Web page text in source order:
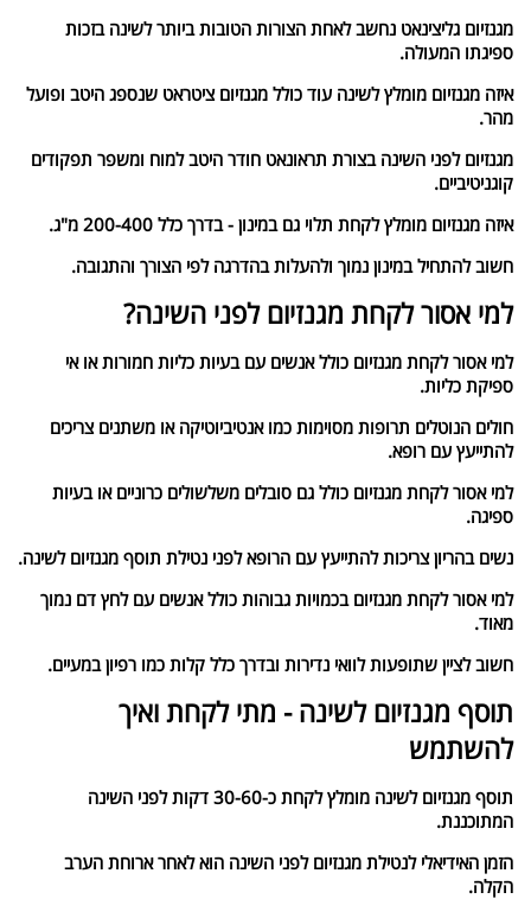
מגנזיום גליצינאט נחשב לאחת הצורות הטובות ביותר לשינה בזכות
ספיגתו המעולה.
איזה מגנזיום מומלץ לשינה עוד כולל מגנזיום ציטראט שנספג היטב ופועל
מהר.
מגנזיום לפני השינה בצורת תראונאט חודר היטב למוח ומשפר תפקודים
קוגניטיביים.
איזה מגנזיום מומלץ לקחת תלוי גם במינון - בדרך כלל 200-400 מ"ג.
חשוב להתחיל במינון נמוך ולהעלות בהדרגה לפי הצורך והתגובה.
למי אסור לקחת מגנזיום לפני השינה?
למי אסור לקחת מגנזיום כולל אנשים עם בעיות כליות חמורות או אי
ספיקת כליות.
חולים הנוטלים תרופות מסוימות כמו אנטיביוטיקה או משתנים צריכים
להתייעץ עם רופא.
למי אסור לקחת מגנזיום כולל גם סובלים משלשולים כרוניים או בעיות
ספיגה.
נשים בהריון צריכות להתייעץ עם הרופא לפני נטילת תוסף מגנזיום לשינה.
למי אסור לקחת מגנזיום בכמויות גבוהות כולל אנשים עם לחץ דם נמוך
מאוד.
חשוב לציין שתופעות לוואי נדירות ובדרך כלל קלות כמו רפיון במעיים.
תוסף מגנזיום לשינה - מתי לקחת ואיך
להשתמש
תוסף מגנזיום לשינה מומלץ לקחת כ-30-60 דקות לפני השינה
המתוכננת.
הזמן האידיאלי לנטילת מגנזיום לפני השינה הוא לאחר ארוחת הערב
הקלה.